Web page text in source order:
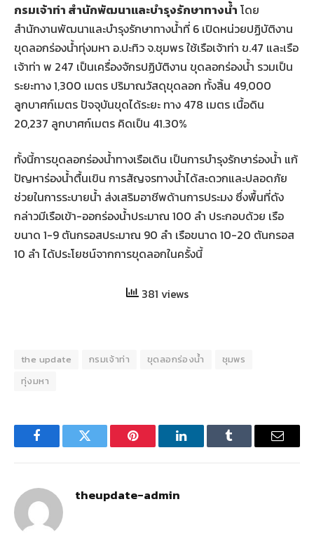
กรมเจ้าท่า สำนักพัฒนาและบำรุงรักษาทางน้ำ โดย
สำนักงานพัฒนาและบำรุงรักษาทางน้ำที่ 6 เปิดหน่วยปฏิบัติงาน
ขุดลอกร่องน้ำทุ่งมหา อ.ปะทิว จ.ชุมพร ใช้เรือเจ้าท่า ข.47 และเรือ
เจ้าท่า พ 247 เป็นเครื่องจักรปฏิบัติงาน ขุดลอกร่องน้ำ รวมเป็น
ระยะทาง 1,300 เมตร ปริมาณวัสดุขุดลอก ทั้งสิ้น 49,000
ลูกบาศก์เมตร ปัจจุบันขุดได้ระยะ ทาง 478 เมตร เนื้อดิน
20,237 ลูกบาศก์เมตร คิดเป็น 41.30%
ทั้งนี้การขุดลอกร่องน้ำทางเรือเดิน เป็นการบำรุงรักษาร่องน้ำ แก้
ปัญหาร่องน้ำตื้นเขิน การสัญจรทางน้ำได้สะดวกและปลอดภัย
ช่วยในการระบายน้ำ ส่งเสริมอาชีพด้านการประมง ซึ่งพื้นที่ดัง
กล่าวมีเรือเข้า-ออกร่องน้ำประมาณ 100 ลำ ประกอบด้วย เรือ
ขนาด 1-9 ตันกรอสประมาณ 90 ลำ เรือขนาด 10-20 ตันกรอส
10 ลำ ได้ประโยชน์จากการขุดลอกในครั้งนี้
381 views
the update กรมเจ้าท่า ขุดลอกร่องน้ำ
ชุมพร
ทุ่งมหา
FacebookTwitter Pinterest LinkedInTumblr Email
theupdate-admin